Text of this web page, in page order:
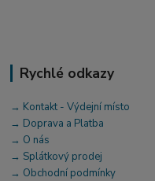
Rychlé odkazy
→ Kontakt - Výdejní místo
→ Doprava a Platba
→ O nás
→ Splátkový prodej
→ Obchodní podmínky